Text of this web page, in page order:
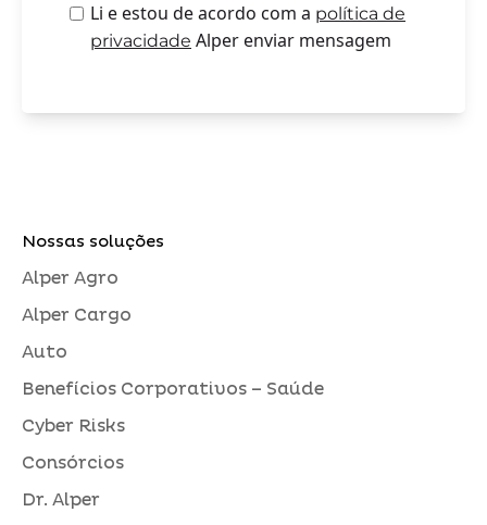
Li e estou de acordo com a política de
privacidade Alper enviar mensagem
Nossas soluções
Alper Agro
Alper Cargo
Auto
Benefícios Corporativos – Saúde
Cyber Risks
Consórcios
Dr. Alper